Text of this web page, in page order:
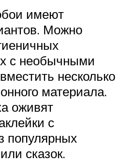
имеют
Можно
с необычными
несколько
материала.
оживят
с
популярных
сказок.